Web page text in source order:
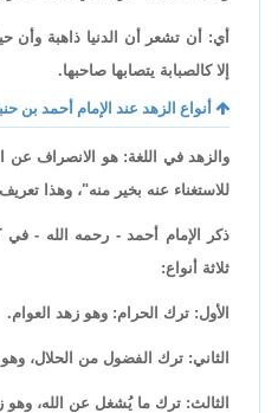
أي: أن تشعر أن الدنيا ذاهبة وأن
إلا كالصبابة يتصابها صاحبها.
أنواع الزهد عند الإمام أحمد بن
والزهد في اللغة: هو الانصراف عن
للاستغناء عنه بخير منه"، وهذا
ذكر الإمام أحمد - رحمه الله - في
ثلاثة أنواع:
الأول: ترك الحرام: وهو زهد العوام.
الثاني: ترك الفضول من الحلال،
الثالث: ترك ما يُشغل عن الله، وهو